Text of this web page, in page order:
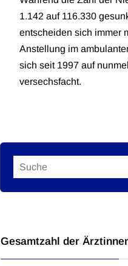
1.142 auf 116.330
entscheiden sich immer
Anstellung im
sich seit 1997 auf
versechsfacht.
Gesamtzahl der